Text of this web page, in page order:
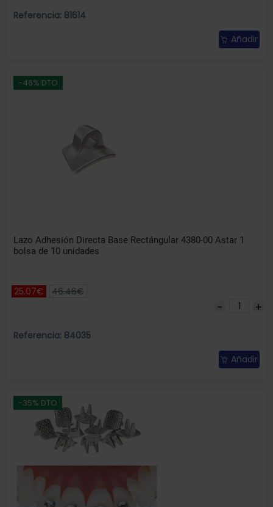
Referencia: 81614
Añadir
-46% DTO
Lazo Adhesión Directa Base Rectángular 4380-00 Astar 1
bolsa de 10 unidades
25.07€ 46.46€
Referencia: 84035
Añadir
-35% DTO